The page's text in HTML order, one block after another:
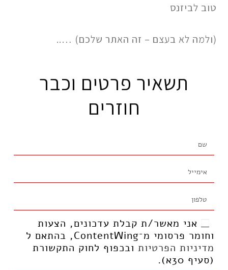
טוב לביזנס
(ולמה לא בעצם – זה האתר שלכם) …..
תשאיר פרטים וכבר
חוזרים
אני מאשר/ת קבלת עדכונים, הצעות
וחומר פרסומי מ־ContentWing, בהתאם ל
מדיניות הפרטיות ובכפוף לחוק התקשורת
(סעיף 30א).